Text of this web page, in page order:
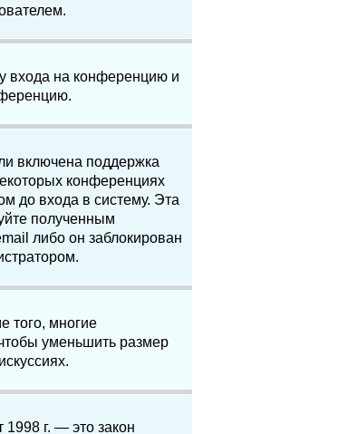
входа на конференцию и
включена поддержка
конференциях
до входа в систему. Эта
полученным
либо он заблокирован
того, многие
уменьшить размер
г. — это закон